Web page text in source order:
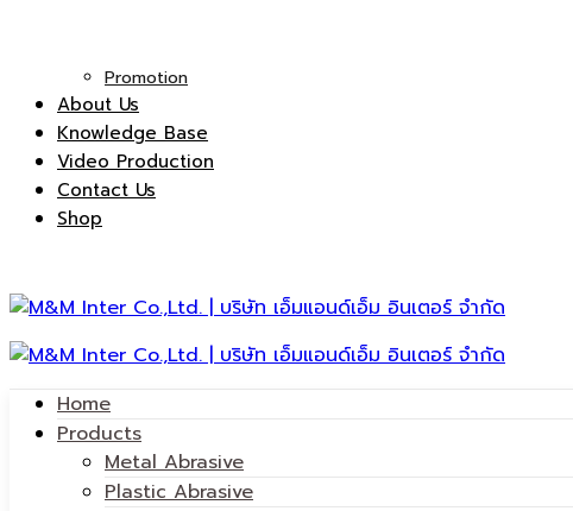
Promotion
About Us
Knowledge Base
Video Production
Contact Us
Shop
Home
Products
Metal Abrasive
Plastic Abrasive